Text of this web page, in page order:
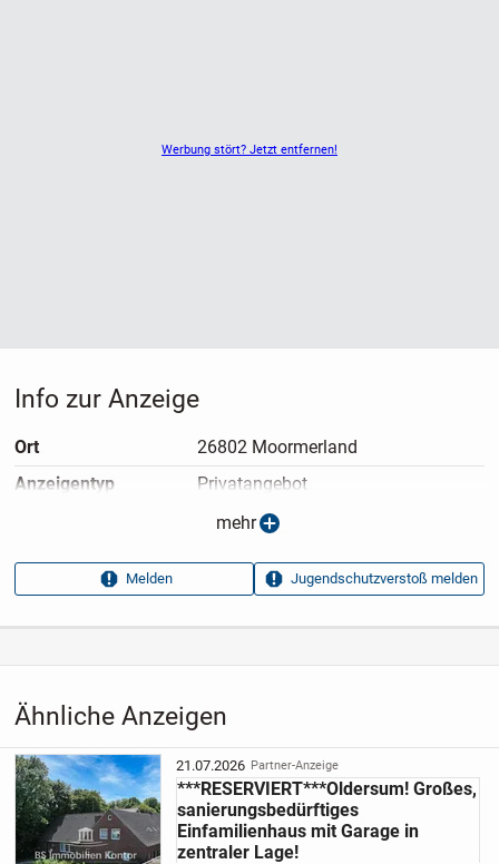
Werbung stört? Jetzt entfernen!
Ähnliche Anzeigen
21.07.2026 Partner-Anzeige
***RESERVIERT***Oldersum! Großes,
sanierungsbedürftiges
Einfamilienhaus mit Garage in
zentraler Lage!
Info zur Anzeige
Ort
26802 Moormerland
Anzeigen­typ
Privatangebot
02.05.2026
Aufrufe dieser
15
mehr
Melden Jugendschutzverstoß melden